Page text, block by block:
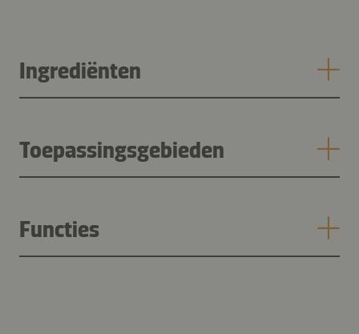
Ingrediënten
Toepassingsgebieden
Functies